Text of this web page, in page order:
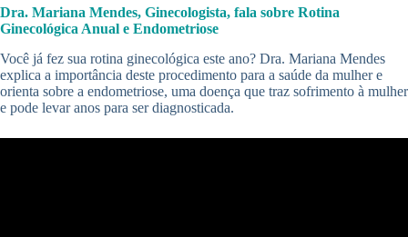
Dra. Mariana Mendes, Ginecologista, fala sobre Rotina
Ginecológica Anual e Endometriose
Você já fez sua rotina ginecológica este ano? Dra. Mariana Mendes
explica a importância deste procedimento para a saúde da mulher e
orienta sobre a endometriose, uma doença que traz sofrimento à mulher
e pode levar anos para ser diagnosticada.